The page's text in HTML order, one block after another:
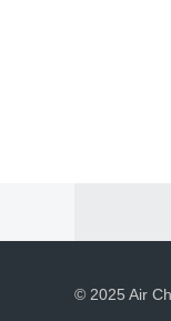
사이
© 2025 Air